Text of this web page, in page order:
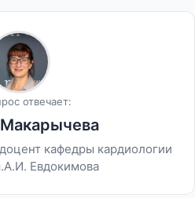
отвечает:
кафедры кардиологии
Евдокимова